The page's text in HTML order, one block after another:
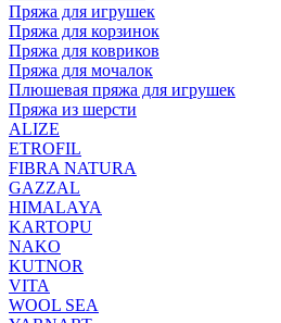
Пряжа для игрушек
Пряжа для корзинок
Пряжа для ковриков
Пряжа для мочалок
Плюшевая пряжа для игрушек
Пряжа из шерсти
ALIZE
ETROFIL
FIBRA NATURA
GAZZAL
HIMALAYA
KARTOPU
NAKO
KUTNOR
VITA
WOOL SEA